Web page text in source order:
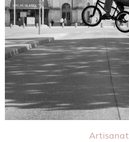
Artisanat